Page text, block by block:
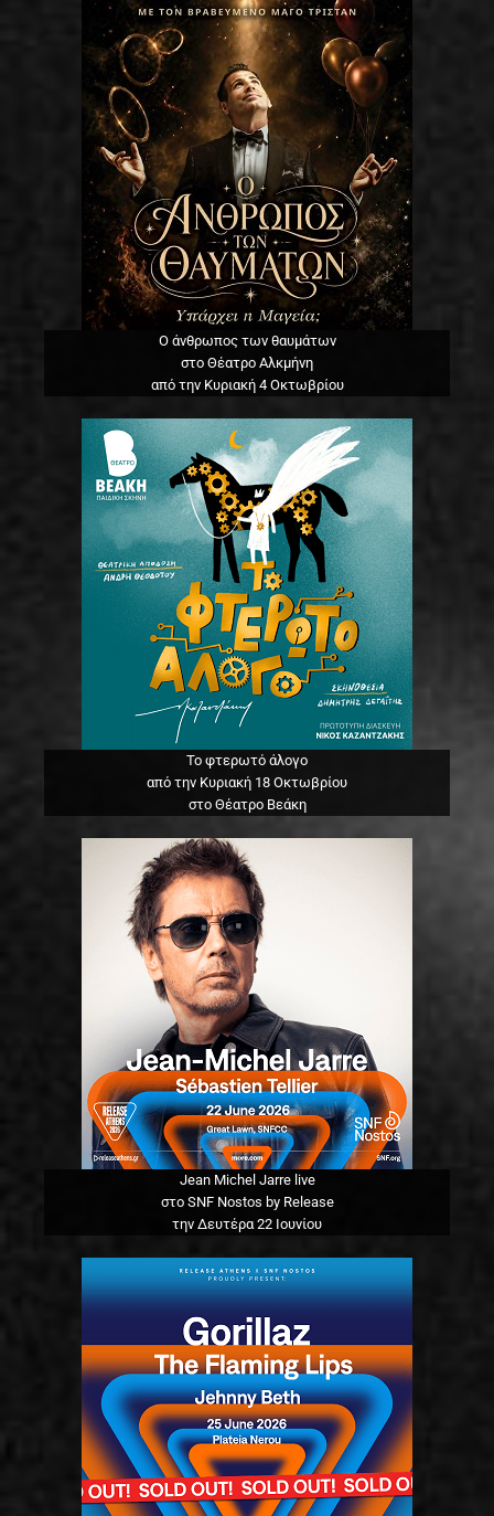
Ο άνθρωπος των θαυμάτων
στο Θέατρο Αλκμήνη
από την Κυριακή 4 Οκτωβρίου
Το φτερωτό άλογο
από την Κυριακή 18 Οκτωβρίου
στο Θέατρο Βεάκη
Jean Michel Jarre live
στο SNF Nostos by Release
την Δευτέρα 22 Ιουνίου